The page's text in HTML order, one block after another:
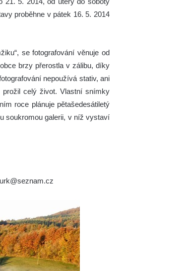
proběhne v pátek 16. 5. 2014
se fotografování věnuje od
brzy přerostla v zálibu, díky
nepoužívá stativ, ani
celý život. Vlastní snímky
roce plánuje pětašedesátiletý
soukromou galerii, v níž vystaví